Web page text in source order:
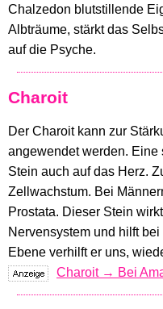
Chalzedon blutstillende
Albträume, stärkt das
auf die Psyche.
Charoit
Der Charoit kann zur
angewendet werden. Eine
Stein auch auf das Herz.
Zellwachstum. Bei
Prostata. Dieser Stein
Nervensystem und hilft
Ebene verhilft er uns,
Charoit → Bei